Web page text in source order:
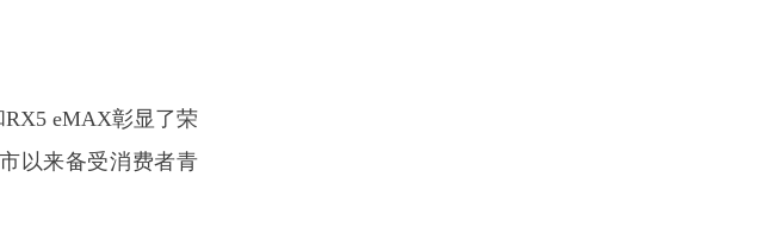
eMAX彰显了荣
以来备受消费者青